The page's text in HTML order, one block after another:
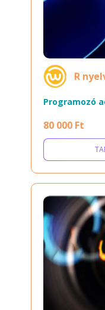
R
Programozó
80 000 Ft